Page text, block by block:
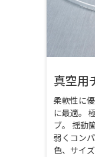
真空用
柔軟性に
に最適。
ブ。 揺動
弱くコン
色、サイズ